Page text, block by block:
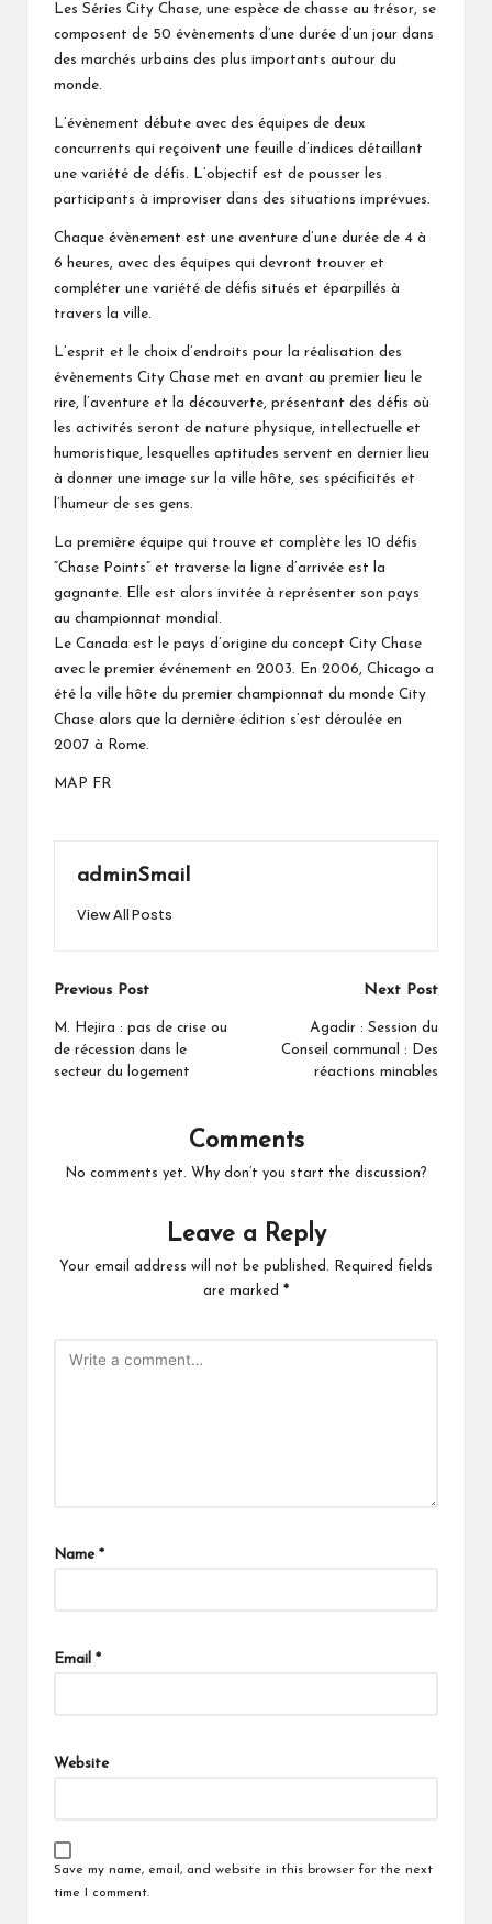
Les Séries City Chase, une espèce de chasse au trésor, se
composent de 50 évènements d’une durée d’un jour dans
des marchés urbains des plus importants autour du
monde.
L’évènement débute avec des équipes de deux
concurrents qui reçoivent une feuille d’indices détaillant
une variété de défis. L’objectif est de pousser les
participants à improviser dans des situations imprévues.
Chaque évènement est une aventure d’une durée de 4 à
6 heures, avec des équipes qui devront trouver et
compléter une variété de défis situés et éparpillés à
travers la ville.
L’esprit et le choix d’endroits pour la réalisation des
évènements City Chase met en avant au premier lieu le
rire, l’aventure et la découverte, présentant des défis où
les activités seront de nature physique, intellectuelle et
humoristique, lesquelles aptitudes servent en dernier lieu
à donner une image sur la ville hôte, ses spécificités et
l’humeur de ses gens.
La première équipe qui trouve et complète les 10 défis
“Chase Points” et traverse la ligne d’arrivée est la
gagnante. Elle est alors invitée à représenter son pays
au championnat mondial.
Le Canada est le pays d’origine du concept City Chase
avec le premier événement en 2003. En 2006, Chicago a
été la ville hôte du premier championnat du monde City
Chase alors que la dernière édition s’est déroulée en
2007 à Rome.
MAP FR
adminSmail
View All Posts
Post
navigation
Previous Post
M. Hejira : pas de crise ou
de récession dans le
secteur du logement
Next Post
Agadir : Session du
Conseil communal : Des
réactions minables
Comments
No comments yet. Why don’t you start the discussion?
Leave a Reply
Your email address will not be published.
Required fields
are marked *
Name *
Email *
Website
Save my name, email, and website in this browser for the next
time I comment.